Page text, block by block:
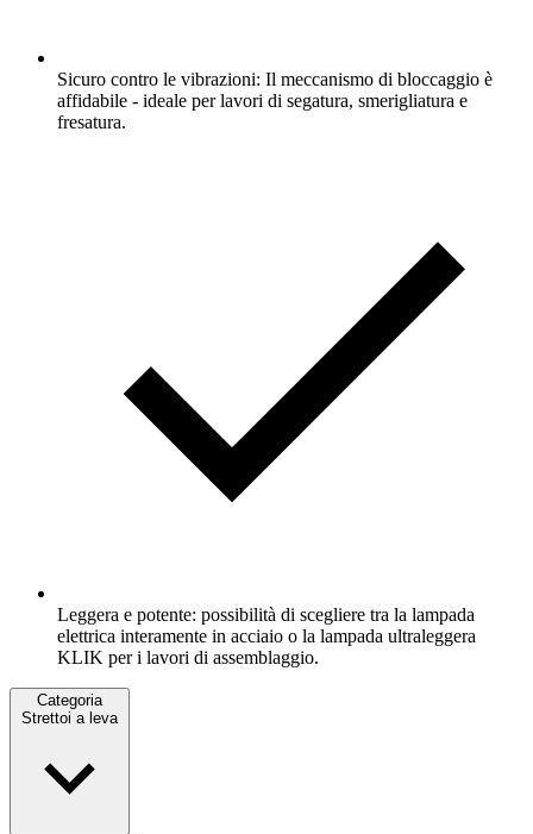
Sicuro contro le vibrazioni: Il meccanismo di bloccaggio è
affidabile - ideale per lavori di segatura, smerigliatura e
fresatura.
Leggera e potente: possibilità di scegliere tra la lampada
elettrica interamente in acciaio o la lampada ultraleggera
KLIK per i lavori di assemblaggio.
Categoria
Strettoi a leva